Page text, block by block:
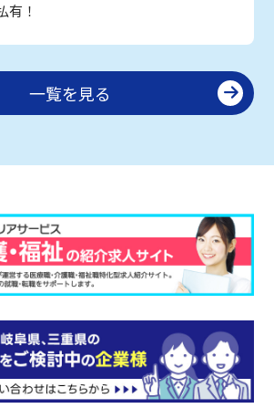
有！
一覧を見る